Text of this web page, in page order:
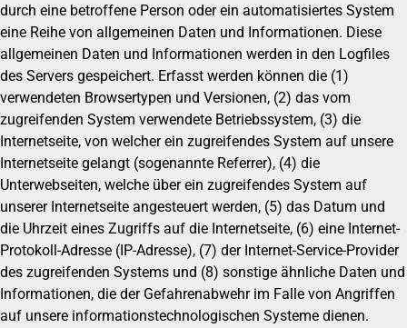
durch eine betroffene Person oder ein automatisiertes System
eine Reihe von allgemeinen Daten und Informationen. Diese
allgemeinen Daten und Informationen werden in den Logfiles
des Servers gespeichert. Erfasst werden können die (1)
verwendeten Browsertypen und Versionen, (2) das vom
zugreifenden System verwendete Betriebssystem, (3) die
Internetseite, von welcher ein zugreifendes System auf unsere
Internetseite gelangt (sogenannte Referrer), (4) die
Unterwebseiten, welche über ein zugreifendes System auf
unserer Internetseite angesteuert werden, (5) das Datum und
die Uhrzeit eines Zugriffs auf die Internetseite, (6) eine Internet-
Protokoll-Adresse (IP-Adresse), (7) der Internet-Service-Provider
des zugreifenden Systems und (8) sonstige ähnliche Daten und
Informationen, die der Gefahrenabwehr im Falle von Angriffen
auf unsere informationstechnologischen Systeme dienen.